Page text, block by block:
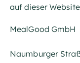
auf dieser
MealGood GmbH
Naumburger